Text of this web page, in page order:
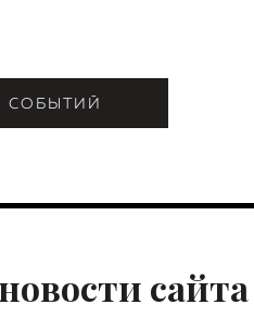
СОБЫТИЙ
сайта